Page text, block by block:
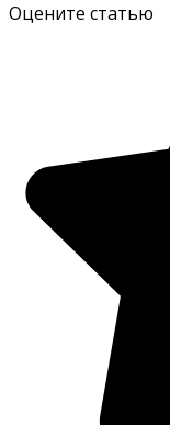
Оцените статью